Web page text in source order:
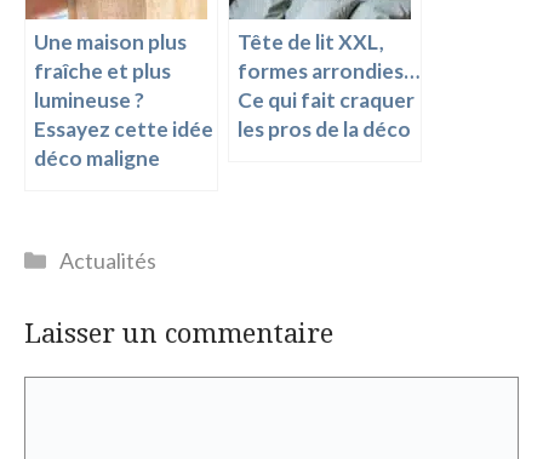
Une maison plus
fraîche et plus
lumineuse ?
Essayez cette idée
déco maligne
Tête de lit XXL,
formes arrondies…
Ce qui fait craquer
les pros de la déco
Catégories
Actualités
Laisser un commentaire